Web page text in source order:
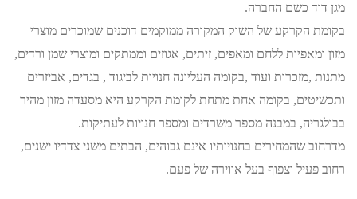
מגן דוד כשם החברה.
בקומת הקרקע של השוק המקורה ממוקמים דוכנים שמוכרים מוצרי
מזון ומאפיות ללחם ומאפים, זיתים, אגוזים וממתקים ומוצרי שמן ורדים,
מתנות ,מזכרות ועוד ,בקומה העליונה חנויות לביגוד , בגדים, אביזרים
ותכשיטים, בקומה אחת מתחת לקומת הקרקע היא מסעדה מזון מהיר
בבולגריה, במבנה מספר משרדים ומספר חנויות לעתיקות.
מדרחוב שהמחירים בחנויותיו אינם גבוהים, הבתים משני צדדיו ישנים,
רחוב פעיל וצפוף בעל אווירה של פעם.